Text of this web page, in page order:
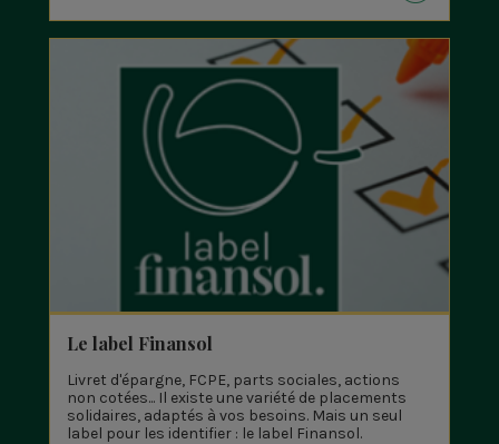
Le label Finansol
Livret d'épargne, FCPE, parts sociales, actions
non cotées... Il existe une variété de placements
solidaires, adaptés à vos besoins. Mais un seul
label pour les identifier : le label Finansol.